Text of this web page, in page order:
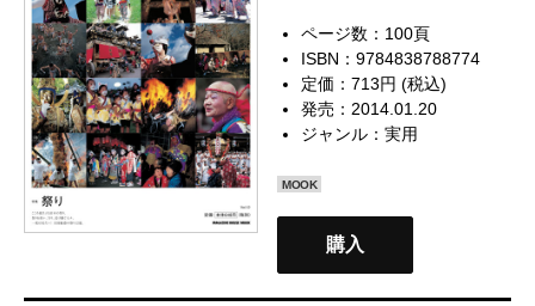
ページ数：100頁
ISBN：9784838788774
定価：713円 (税込)
発売：2014.01.20
ジャンル：実用
MOOK
購入